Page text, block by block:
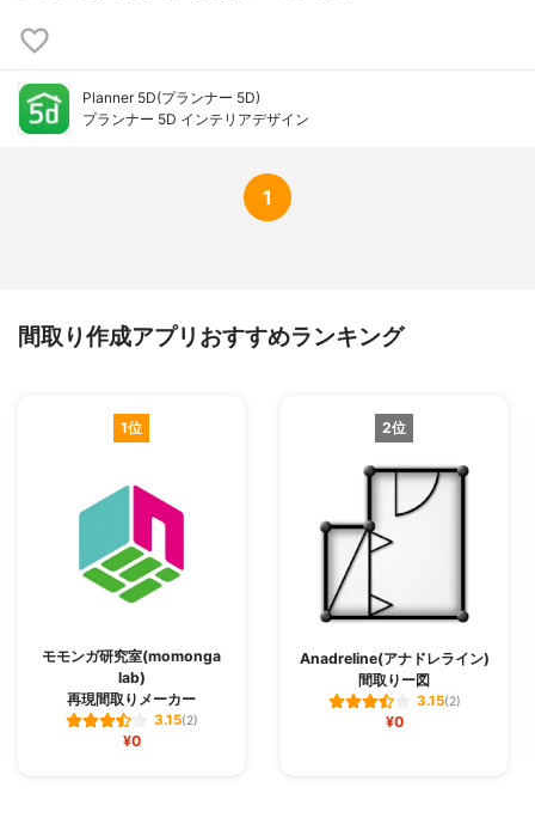
Planner 5D(プランナー 5D)
プランナー 5D インテリアデザイン
1
間取り作成アプリおすすめランキング
1位
モモンガ研究室(momonga
lab)
再現間取りメーカー
3.15(2)
¥0
2位
Anadreline(アナドレライン)
間取りー図
3.15(2)
¥0